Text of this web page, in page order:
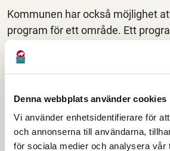
Denna webbplats använder cookies
Vi använder enhetsidentifierare för
och annonserna till användarna,
för sociala medier och analysera vår
Kommunen har också möjlighet
program för ett område. Ett
juridiskt styrt som översiktsplaner
men det kan ändå visa
av ett område. År 2010 togs t ex
stadsutveckling i Avesta centrum
sedan följts av program för